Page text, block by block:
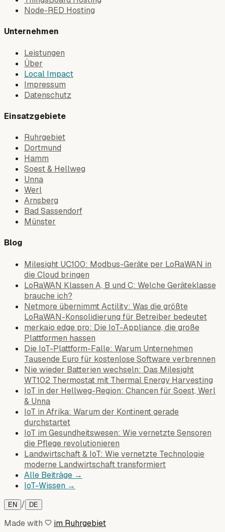
Node-RED Hosting
Unternehmen
Leistungen
Über
Local Impact
Impressum
Datenschutz
Einsatzgebiete
Ruhrgebiet
Dortmund
Hamm
Soest & Hellweg
Unna
Werl
Arnsberg
Bad Sassendorf
Münster
Blog
Milesight UC100: Modbus-Geräte per LoRaWAN in
die Cloud bringen
LoRaWAN Klassen A, B und C: Welche Geräteklasse
brauche ich?
Netmore übernimmt Actility: Was die größte
LoRaWAN-Konsolidierung für Betreiber bedeutet
merkaio edge pro: Die IoT-Appliance, die große
Plattformen hassen
Die IoT-Plattform-Falle: Warum Unternehmen
Tausende Euro für kostenlose Software verbrennen
Nie wieder Batterien wechseln: Das Milesight
WT102 Thermostat mit Thermal Energy Harvesting
IoT in der Hellweg-Region: Chancen für Soest, Werl
& Unna
IoT in Afrika: Warum der Kontinent gerade
durchstartet
IoT im Gesundheitswesen: Wie vernetzte Sensoren
die Pflege revolutionieren
Landwirtschaft & IoT: Wie vernetzte Technologie
moderne Landwirtschaft transformiert
Alle Beiträge →
IoT-Wissen →
EN / DE
Made with
im Ruhrgebiet